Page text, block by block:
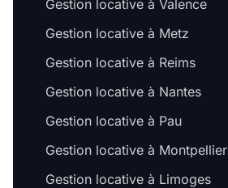
Gestion locative à Valence
Gestion locative à Metz
Gestion locative à Reims
Gestion locative à Nantes
Gestion locative à Pau
Gestion locative à Montpellier
Gestion locative à Limoges